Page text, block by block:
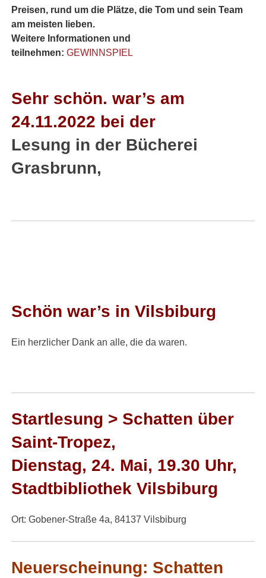
Preisen, rund um die Plätze, die Tom und sein Team
am meisten lieben.
Weitere Informationen und
teilnehmen: GEWINNSPIEL
Sehr schön. war’s am
24.11.2022 bei der
Lesung in der Bücherei
Grasbrunn,
Schön war’s in Vilsbiburg
Ein herzlicher Dank an alle, die da waren.
Startlesung > Schatten über
Saint-Tropez,
Dienstag, 24. Mai, 19.30 Uhr,
Stadtbibliothek Vilsbiburg
Ort: Gobener-Straße 4a, 84137 Vilsbiburg
Neuerscheinung: Schatten